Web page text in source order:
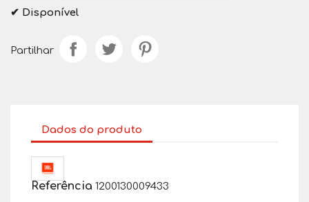
✔ Disponível
Partilhar
Dados do produto
Referência 1200130009433